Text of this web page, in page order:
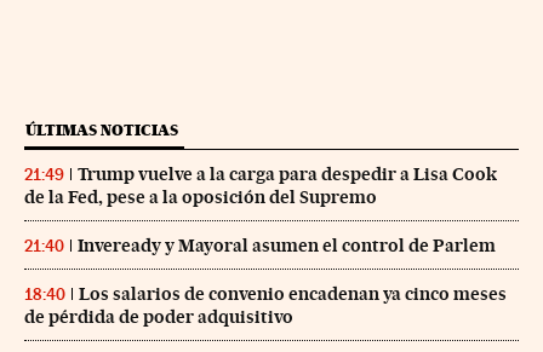
ÚLTIMAS NOTICIAS
21:49
Trump vuelve a la carga para despedir a Lisa Cook
de la Fed, pese a la oposición del Supremo
21:40 Inveready y Mayoral asumen el control de Parlem
18:40
Los salarios de convenio encadenan ya cinco meses
de pérdida de poder adquisitivo